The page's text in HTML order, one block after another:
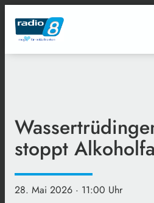
stoppt
28. Mai 2026 · 11:00 Uhr